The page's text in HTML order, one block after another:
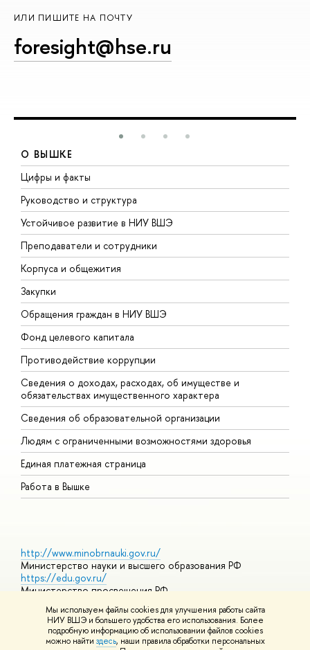
Мы используем файлы cookies для улучшения работы сайта
НИУ ВШЭ и большего удобства его использования. Более
подробную информацию об использовании файлов cookies
можно найти здесь, наши правила обработки персональных
ИЛИ ПИШИТЕ НА ПОЧТУ
foresight@hse.ru
О ВЫШКЕ
Цифры и факты
Руководство и структура
Устойчивое развитие в НИУ ВШЭ
Преподаватели и сотрудники
Корпуса и общежития
Закупки
Обращения граждан в НИУ ВШЭ
Фонд целевого капитала
Противодействие коррупции
Сведения о доходах, расходах, об имуществе и
обязательствах имущественного характера
Сведения об образовательной организации
Людям с ограниченными возможностями здоровья
Единая платежная страница
Работа в Вышке
http://www.minobrnauki.gov.ru/
Министерство науки и высшего образования РФ
https://edu.gov.ru/
Министерство просвещения РФ
https://elearning.hse.ru/mooc
Массовые открытые онлайн-курсы